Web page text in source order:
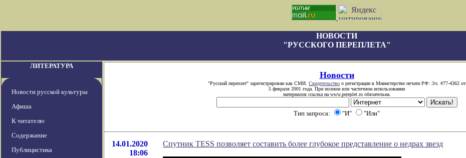
НОВОСТИ
"РУССКОГО ПЕРЕПЛЕТА"
ЛИТЕРАТУРА
Новости русской культуры
Афиша
К читателю
Содержание
Публицистика
Новости
"Русский переплет" зарегистрирован как СМИ. Свидетельство о регистрации в Министерстве печати РФ: Эл. #77-4362 от
5 февраля 2001 года. При полном или частичном использовании
материалов ссылка на www.pereplet.ru обязательна.
Тип запроса: "И" "Или"
14.01.2020
18:06
Спутник TESS позволяет составить более глубокое представление о недрах звезд